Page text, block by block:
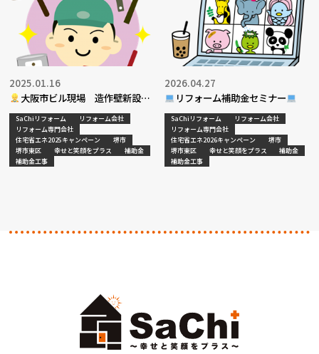
大阪市ビル現場 造作壁新設工
事決定
2025.01.16
SaChiリフォーム
リフォーム会社
リフォーム専門会社
住宅省エネ2025キャンペーン
堺市
堺市東区
幸せと笑顔をプラス
補助金
補助金工事
リフォーム補助金セミナー
2026.04.27
SaChiリフォーム
リフォーム会社
リフォーム専門会社
住宅省エネ2026キャンペーン
堺市
堺市東区
幸せと笑顔をプラス
補助金
補助金工事